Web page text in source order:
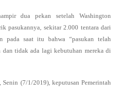
dua pekan setelah Washington
pasukannya, sekitar 2.000 tentara dari
pada saat itu bahwa “pasukan telah
dan tidak ada lagi kebutuhan mereka di
, Senin (7/1/2019), keputusan Pemerintah